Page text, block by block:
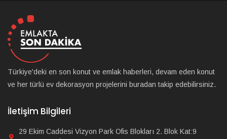
Türkiye'deki en son konut ve emlak haberleri, devam eden konut
ve her türlü ev dekorasyon projelerini buradan takip edebilirsiniz.
İletişim Bilgileri
29 Ekim Caddesi Vizyon Park Ofis Blokları 2. Blok Kat:9